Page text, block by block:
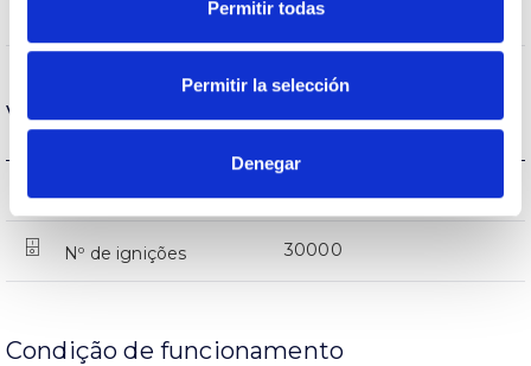
Permitir todas
Permitir la selección
Denegar
Vida
Vida
Nº de ignições 30000
Condição de funcionamento